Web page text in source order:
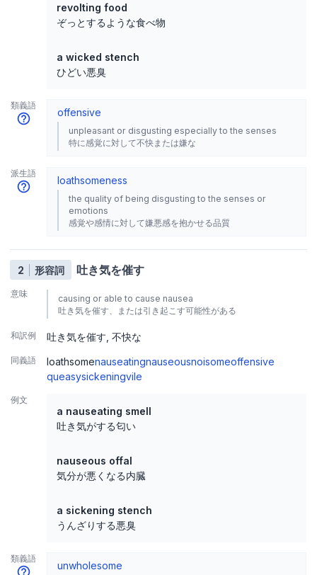
revolting food
ぞっとするような食べ物
a wicked stench
ひどい悪臭
類義語
offensive
unpleasant or disgusting especially to the senses
特に感覚に対して不快または嫌な
派生語
loathsomeness
the quality of being disgusting to the senses or
emotions
感覚や感情に対して嫌悪感を抱かせる品質
2 形容詞 吐き気を催す
意味
causing or able to cause nausea
吐き気を催す、または引き起こす可能性がある
和訳例 吐き気を催す 不快な
同義語 loathsomenauseatingnauseousnoisomeoffensive
queasysickeningvile
例文
a nauseating smell
吐き気がする匂い
nauseous offal
気分が悪くなる内臓
a sickening stench
うんざりする悪臭
類義語
unwholesome